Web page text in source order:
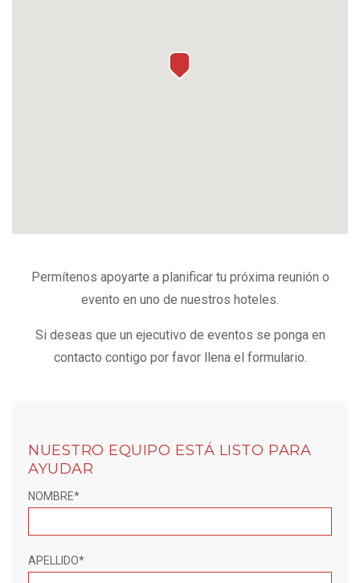
Permítenos apoyarte a planificar tu próxima reunión o
evento en uno de nuestros hoteles.
Si deseas que un ejecutivo de eventos se ponga en
contacto contigo por favor llena el formulario.
NUESTRO EQUIPO ESTÁ LISTO PARA
AYUDAR
NOMBRE*
APELLIDO*